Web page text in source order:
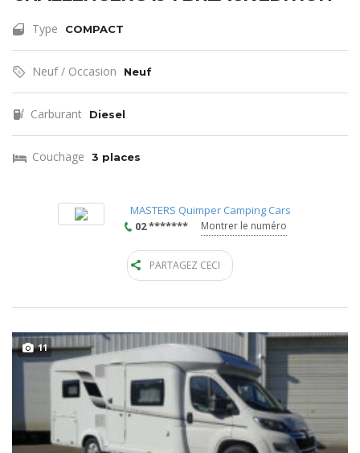
Type COMPACT
Neuf / Occasion Neuf
Carburant Diesel
Couchage 3 places
MASTERS Quimper Camping Cars
02 *******
Montrer le numéro
PARTAGEZ CECI
11